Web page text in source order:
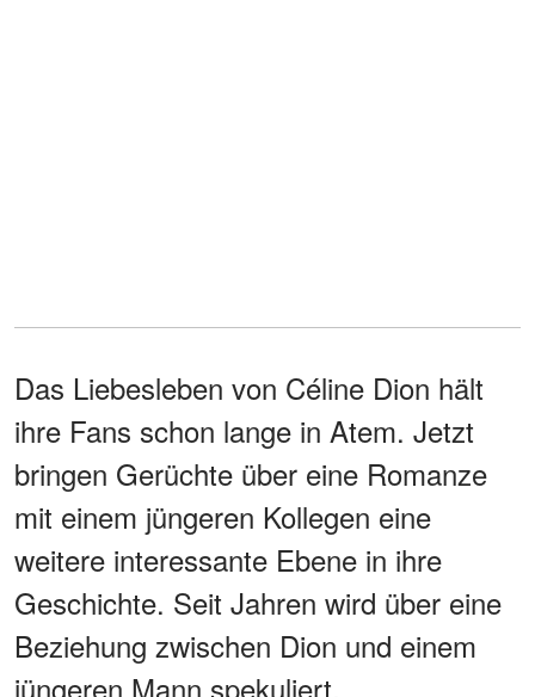
Das Liebesleben von Céline Dion hält
ihre Fans schon lange in Atem. Jetzt
bringen Gerüchte über eine Romanze
mit einem jüngeren Kollegen eine
weitere interessante Ebene in ihre
Geschichte. Seit Jahren wird über eine
Beziehung zwischen Dion und einem
jüngeren Mann spekuliert.